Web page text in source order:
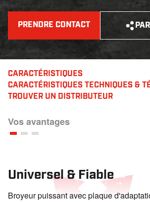
PRENDRE CONTACT
CARACTÉRISTIQUES
CARACTÉRISTIQUES TECHNIQUES &
TROUVER UN DISTRIBUTEUR
Vos avantages
Universel & Fiable
Broyeur puissant avec plaque